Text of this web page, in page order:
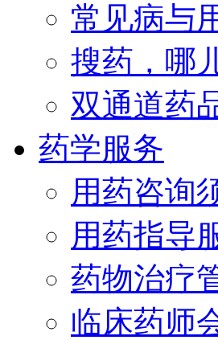
常见病与
搜药，哪
双通道药
药学服务
用药咨询
用药指导
药物治疗
临床药师